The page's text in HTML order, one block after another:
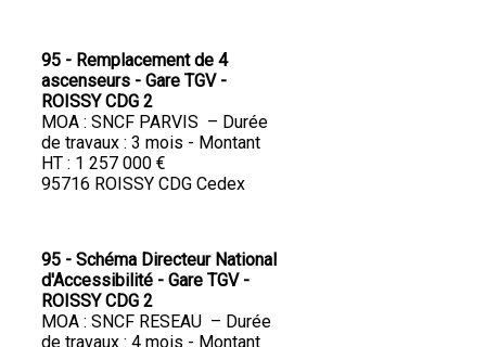
95 - Remplacement de 4
ascenseurs - Gare TGV -
ROISSY CDG 2
MOA : SNCF PARVIS – Durée
de travaux : 3 mois - Montant
HT : 1 257 000 €
95716 ROISSY CDG Cedex
95 - Schéma Directeur National
d'Accessibilité - Gare TGV -
ROISSY CDG 2
MOA : SNCF RESEAU – Durée
de travaux : 4 mois - Montant